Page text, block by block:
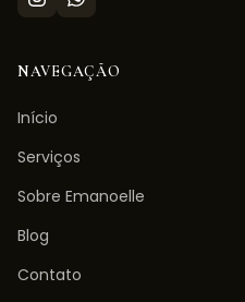
NAVEGAÇÃO
Início
Serviços
Sobre Emanoelle
Blog
Contato